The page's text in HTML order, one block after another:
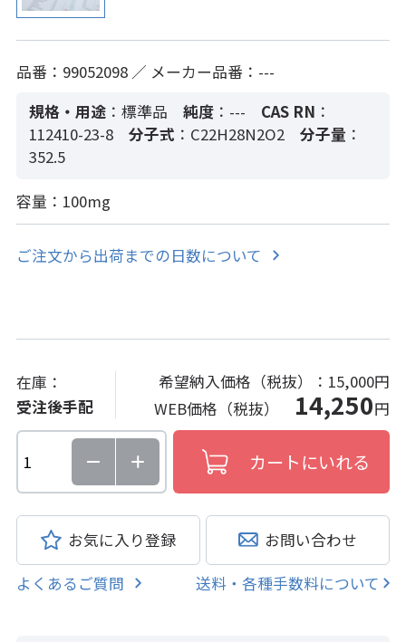
品番：99052098 ／ メーカー品番：---
規格・用途 ：標準品 純度：--- CAS RN ：
112410-23-8
分子式 ：C22H28N2O2 分子量 ：
352.5
容量：100mg
ご注文から出荷までの日数について
在庫：
受注後手配
希望納入価格（税抜）： 15,000円
WEB価格（税抜） 14,250円
お気に入り登録 お問い合わせ
よくあるご質問 送料・各種手数料について